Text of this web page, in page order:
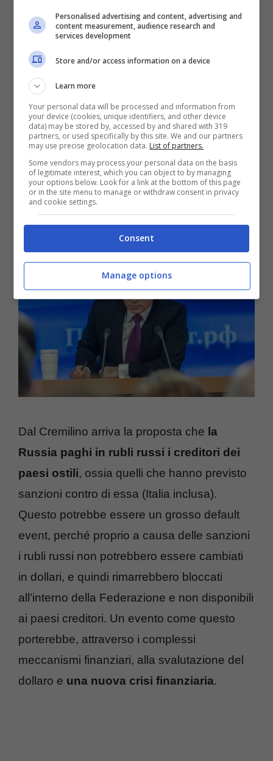
di dollari su un bondal 2030 e il 4 aprile
con la scadenza diun’obbligazione da 2
miliardi di dollari
Dal Cremilino arriva la proposta che la
Russia paghi in rubli russi i creditori dei
paesi ostili, ossia quelli che hanno previsto
sanzioni contro di essa (Italia inclusa).
Questo potrebbe essere un grosso default
event, perché proprio a causa delle sanzioni
i rubli russi non potrebbero essere cambiati
in dollari, e quindi rimarrebbero bloccati
all’interno della Federazione e non disponibili
ai paesi creditori. Un evento come questo
porterebbe, attraverso i complessi
meccanismi finanziari, alla svalutazione del
dollaro e una nuova crisi finanziaria.
Personalised advertising and content, advertising and
content measurement, audience research and
services development
Store and/or access information on a device
Learn more
Your personal data will be processed and information from
your device (cookies, unique identifiers, and other device
data) may be stored by, accessed by and shared with 319
partners, or used specifically by this site. We and our partners
may use precise geolocation data. List of partners.
Some vendors may process your personal data on the basis
of legitimate interest, which you can object to by managing
your options below. Look for a link at the bottom of this page
or in the site menu to manage or withdraw consent in privacy
and cookie settings.
Consent
Manage options